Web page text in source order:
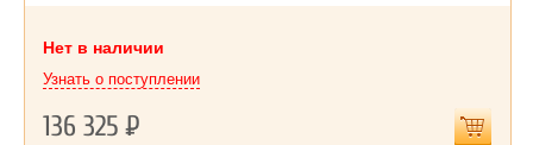
Нет в наличии
Узнать о поступлении
136 325Р